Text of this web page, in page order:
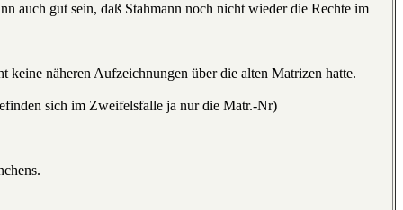
auch gut sein, daß Stahmann noch nicht wieder die Rechte im
näheren Aufzeichnungen über die alten Matrizen hatte.
sich im Zweifelsfalle ja nur die Matr.-Nr)